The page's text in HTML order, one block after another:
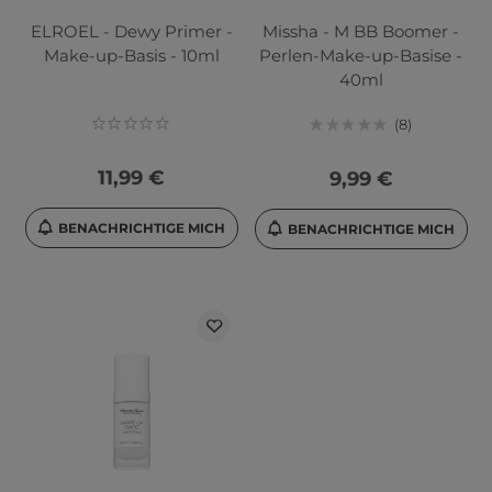
ELROEL - Dewy Primer -
Make-up-Basis - 10ml
11,99 €
BENACHRICHTIGE MICH
Missha - M BB Boomer -
Perlen-Make-up-Basise -
40ml
8
9,99 €
BENACHRICHTIGE MICH